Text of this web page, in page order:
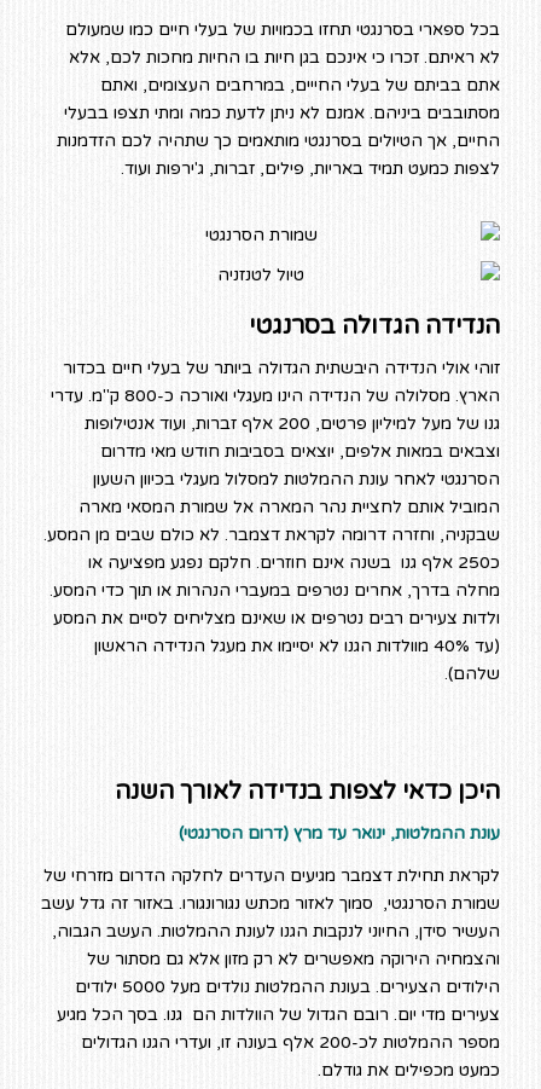
בכל ספארי בסרנגטי תחזו בכמויות של בעלי חיים כמו שמעולם
לא ראיתם. זכרו כי אינכם בגן חיות בו החיות מחכות לכם, אלא
אתם בביתם של בעלי החייים, במרחבים העצומים, ואתם
מסתובבים ביניהם. אמנם לא ניתן לדעת כמה ומתי תצפו בבעלי
החיים, אך הטיולים בסרנגטי מותאמים כך שתהיה לכם הזדמנות
לצפות כמעט תמיד באריות, פילים, זברות, ג'ירפות ועוד.
הנדידה הגדולה בסרנגטי
זוהי אולי הנדידה היבשתית הגדולה ביותר של בעלי חיים בכדור
הארץ. מסלולה של הנדידה הינו מעגלי ואורכה כ-800 ק"מ. עדרי
גנו של מעל למיליון פרטים, 200 אלף זברות, ועוד אנטילופות
וצבאים במאות אלפים, יוצאים בסביבות חודש מאי מדרום
הסרנגטי לאחר עונת ההמלטות למסלול מעגלי בכיוון השעון
המוביל אותם לחציית נהר המארה אל שמורת המסאי מארה
שבקניה, וחזרה דרומה לקראת דצמבר. לא כולם שבים מן המסע.
כ250 אלף גנו בשנה אינם חוזרים. חלקם נפגע מפציעה או
מחלה בדרך, אחרים נטרפים במעברי הנהרות או תוך כדי המסע.
ולדות צעירים רבים נטרפים או שאינם מצליחים לסיים את המסע
(עד 40% מוולדות הגנו לא יסיימו את מעגל הנדידה הראשון
שלהם).
היכן כדאי לצפות בנדידה לאורך השנה
עונת ההמלטות, ינואר עד מרץ (דרום הסרנגטי)
לקראת תחילת דצמבר מגיעים העדרים לחלקה הדרום מזרחי של
שמורת הסרנגטי, סמוך לאזור מכתש נגורונגורו. באזור זה גדל עשב
העשיר סידן, החיוני לנקבות הגנו לעונת ההמלטות. העשב הגבוה,
והצמחיה הירוקה מאפשרים לא רק מזון אלא גם מסתור של
הילודים הצעירים. בעונת ההמלטות נולדים מעל 5000 ילודים
צעירים מדי יום. רובם הגדול של הוולדות הם גנו. בסך הכל מגיע
מספר ההמלטות לכ-200 אלף בעונה זו, ועדרי הגנו הגדולים
כמעט מכפילים את גודלם.